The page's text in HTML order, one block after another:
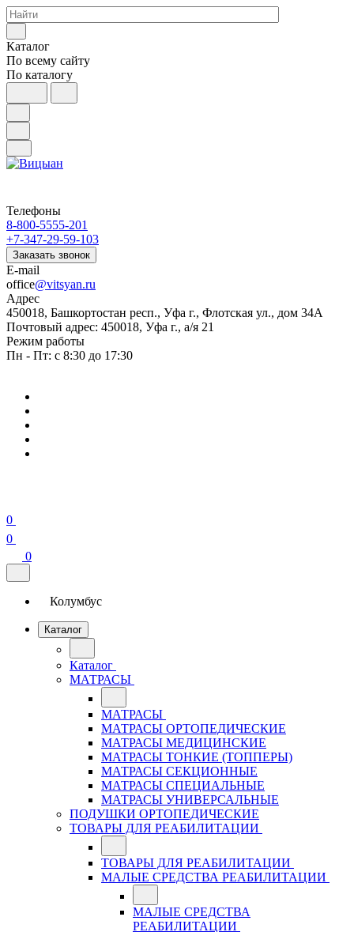
Каталог
По всему сайту
По каталогу
Телефоны
8-800-5555-201
+7-347-29-59-103
Заказать звонок
E-mail
office@vitsyan.ru
Адрес
450018, Башкортостан респ., Уфа г., Флотская ул., дом 34А
Почтовый адрес: 450018, Уфа г., а/я 21
Режим работы
Пн - Пт: с 8:30 до 17:30
0
0
0
Колумбус
Каталог
Каталог
МАТРАСЫ
МАТРАСЫ
МАТРАСЫ ОРТОПЕДИЧЕСКИЕ
МАТРАСЫ МЕДИЦИНСКИЕ
МАТРАСЫ ТОНКИЕ (ТОППЕРЫ)
МАТРАСЫ СЕКЦИОННЫЕ
МАТРАСЫ СПЕЦИАЛЬНЫЕ
МАТРАСЫ УНИВЕРСАЛЬНЫЕ
ПОДУШКИ ОРТОПЕДИЧЕСКИЕ
ТОВАРЫ ДЛЯ РЕАБИЛИТАЦИИ
ТОВАРЫ ДЛЯ РЕАБИЛИТАЦИИ
МАЛЫЕ СРЕДСТВА РЕАБИЛИТАЦИИ
МАЛЫЕ СРЕДСТВА
РЕАБИЛИТАЦИИ